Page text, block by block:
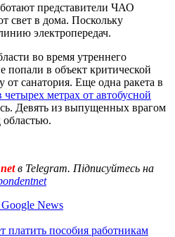
представители ЧАО
свет в дома. Поскольку
электропередач.
во время утреннего
попали в объект критической
от санатория. Еще одна ракета в
четырех метрах от автобусной
Девять из выпущенных врагом
в Telegram. Підписуйтесь на
News
платить пособия работникам